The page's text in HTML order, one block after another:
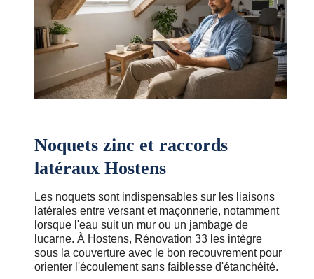
Noquets zinc et raccords
latéraux Hostens
Les noquets sont indispensables sur les liaisons
latérales entre versant et maçonnerie, notamment
lorsque l'eau suit un mur ou un jambage de
lucarne. À Hostens, Rénovation 33 les intègre
sous la couverture avec le bon recouvrement pour
orienter l'écoulement sans faiblesse d'étanchéité.